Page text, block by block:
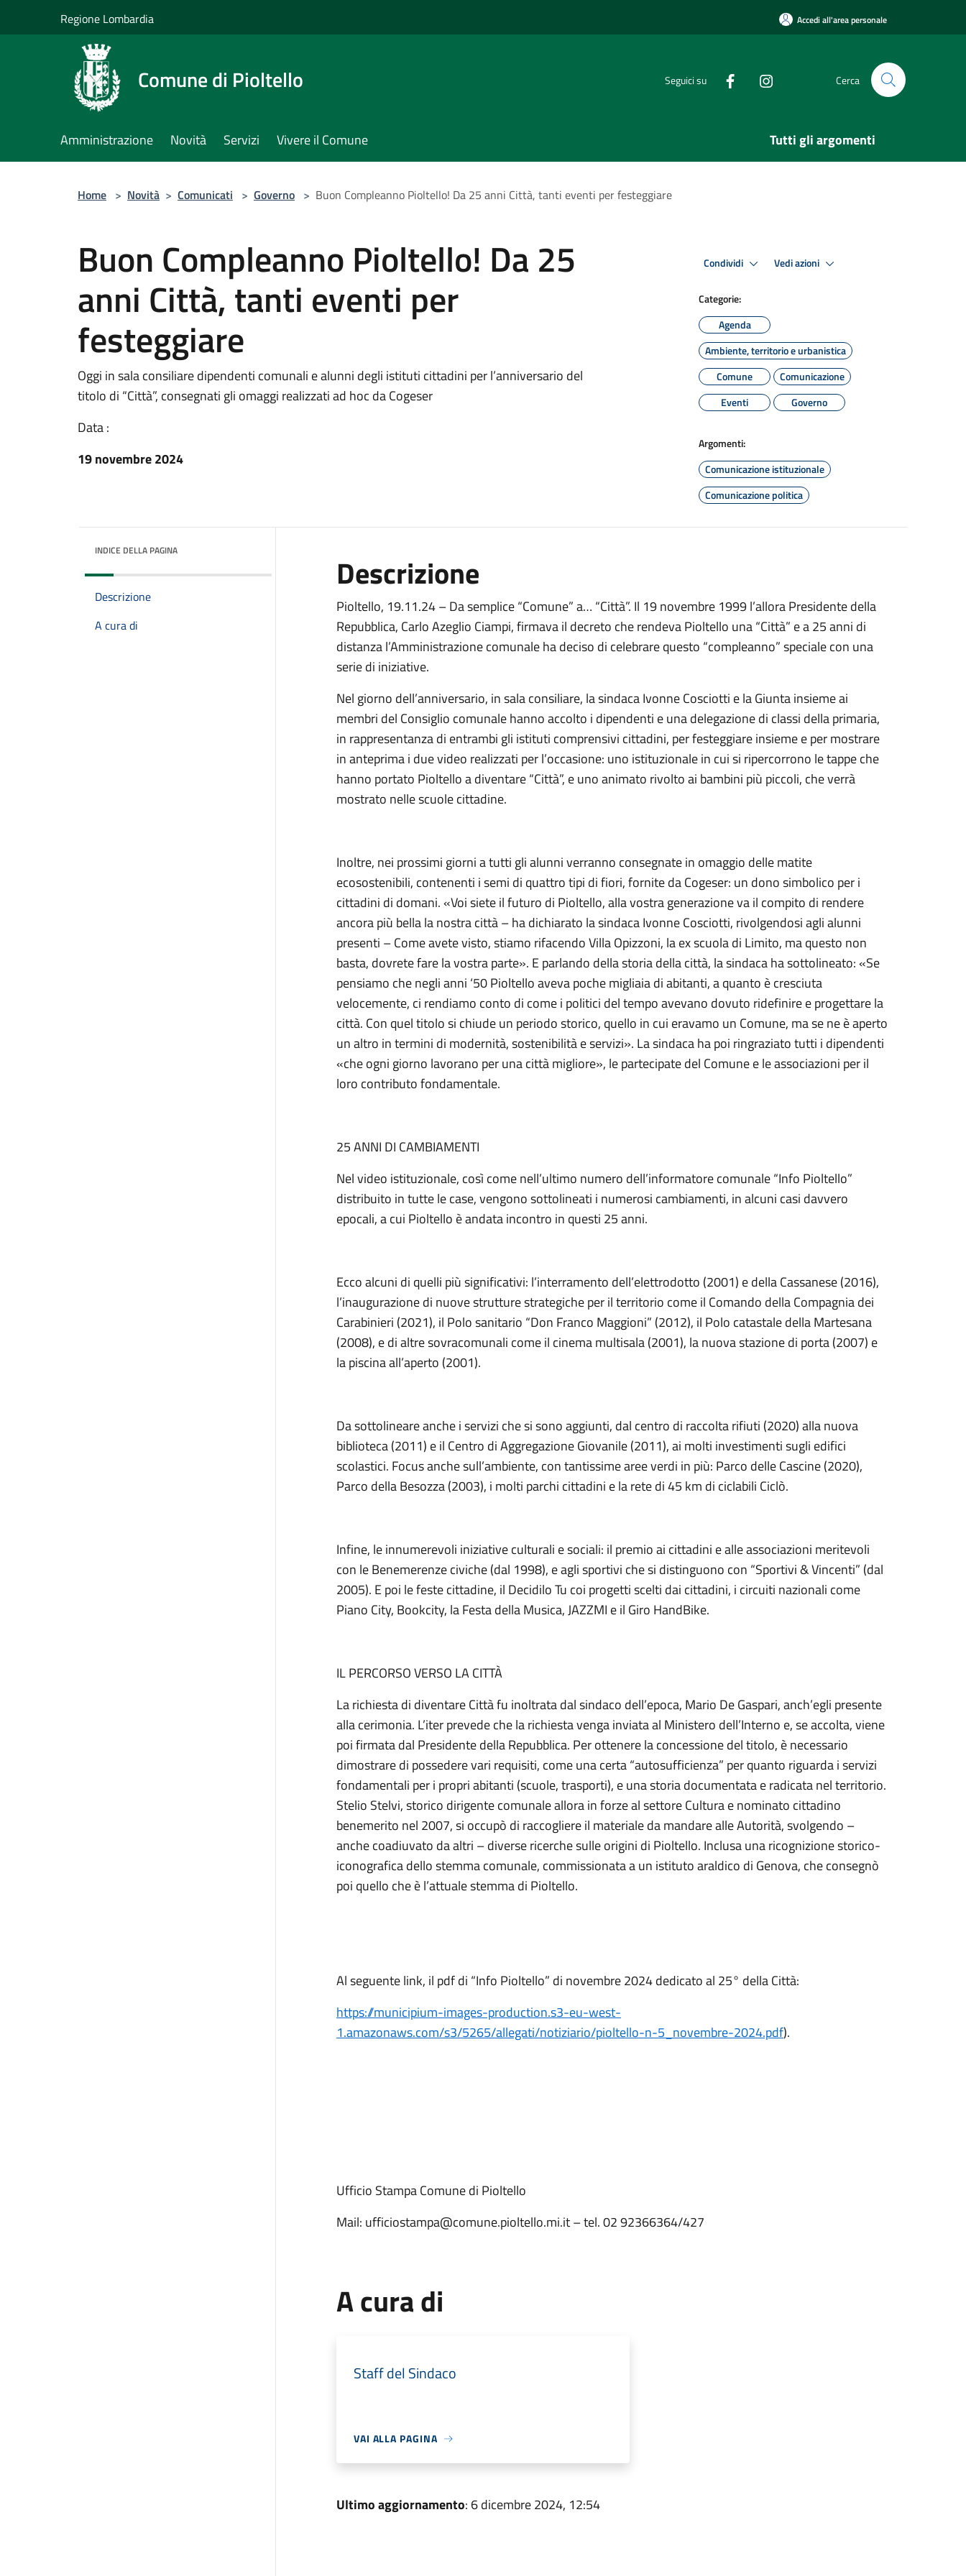
Regione Lombardia Accedi all'area personale
Comune di Pioltello Seguici su Cerca
Amministrazione Novità Servizi Vivere il Comune Tutti gli argomenti
Home > Novità > Comunicati > Governo > Buon Compleanno Pioltello! Da 25 anni Città, tanti eventi per festeggiare
Buon Compleanno Pioltello! Da 25
anni Città, tanti eventi per
festeggiare
Oggi in sala consiliare dipendenti comunali e alunni degli istituti cittadini per l’anniversario del
titolo di “Città”, consegnati gli omaggi realizzati ad hoc da Cogeser
Data :
19 novembre 2024
Condividi Vedi azioni
Categorie:
Agenda
Ambiente, territorio e urbanistica
Comune
Comunicazione
Eventi
Governo
Argomenti:
Comunicazione istituzionale
Comunicazione politica
INDICE DELLA PAGINA
Descrizione
A cura di
Descrizione
Pioltello, 19.11.24 – Da semplice “Comune” a… “Città”. Il 19 novembre 1999 l’allora Presidente della
Repubblica, Carlo Azeglio Ciampi, firmava il decreto che rendeva Pioltello una “Città” e a 25 anni di
distanza l’Amministrazione comunale ha deciso di celebrare questo “compleanno” speciale con una
serie di iniziative.
Nel giorno dell’anniversario, in sala consiliare, la sindaca Ivonne Cosciotti e la Giunta insieme ai
membri del Consiglio comunale hanno accolto i dipendenti e una delegazione di classi della primaria,
in rappresentanza di entrambi gli istituti comprensivi cittadini, per festeggiare insieme e per mostrare
in anteprima i due video realizzati per l’occasione: uno istituzionale in cui si ripercorrono le tappe che
hanno portato Pioltello a diventare “Città”, e uno animato rivolto ai bambini più piccoli, che verrà
mostrato nelle scuole cittadine.
Inoltre, nei prossimi giorni a tutti gli alunni verranno consegnate in omaggio delle matite
ecosostenibili, contenenti i semi di quattro tipi di fiori, fornite da Cogeser: un dono simbolico per i
cittadini di domani. «Voi siete il futuro di Pioltello, alla vostra generazione va il compito di rendere
ancora più bella la nostra città – ha dichiarato la sindaca Ivonne Cosciotti, rivolgendosi agli alunni
presenti – Come avete visto, stiamo rifacendo Villa Opizzoni, la ex scuola di Limito, ma questo non
basta, dovrete fare la vostra parte». E parlando della storia della città, la sindaca ha sottolineato: «Se
pensiamo che negli anni ‘50 Pioltello aveva poche migliaia di abitanti, a quanto è cresciuta
velocemente, ci rendiamo conto di come i politici del tempo avevano dovuto ridefinire e progettare la
città. Con quel titolo si chiude un periodo storico, quello in cui eravamo un Comune, ma se ne è aperto
un altro in termini di modernità, sostenibilità e servizi». La sindaca ha poi ringraziato tutti i dipendenti
«che ogni giorno lavorano per una città migliore», le partecipate del Comune e le associazioni per il
loro contributo fondamentale.
25 ANNI DI CAMBIAMENTI
Nel video istituzionale, così come nell’ultimo numero dell’informatore comunale “Info Pioltello”
distribuito in tutte le case, vengono sottolineati i numerosi cambiamenti, in alcuni casi davvero
epocali, a cui Pioltello è andata incontro in questi 25 anni.
Ecco alcuni di quelli più significativi: l’interramento dell’elettrodotto (2001) e della Cassanese (2016),
l’inaugurazione di nuove strutture strategiche per il territorio come il Comando della Compagnia dei
Carabinieri (2021), il Polo sanitario “Don Franco Maggioni” (2012), il Polo catastale della Martesana
(2008), e di altre sovracomunali come il cinema multisala (2001), la nuova stazione di porta (2007) e
la piscina all’aperto (2001).
Da sottolineare anche i servizi che si sono aggiunti, dal centro di raccolta rifiuti (2020) alla nuova
biblioteca (2011) e il Centro di Aggregazione Giovanile (2011), ai molti investimenti sugli edifici
scolastici. Focus anche sull’ambiente, con tantissime aree verdi in più: Parco delle Cascine (2020),
Parco della Besozza (2003), i molti parchi cittadini e la rete di 45 km di ciclabili Ciclò.
Infine, le innumerevoli iniziative culturali e sociali: il premio ai cittadini e alle associazioni meritevoli
con le Benemerenze civiche (dal 1998), e agli sportivi che si distinguono con “Sportivi & Vincenti” (dal
2005). E poi le feste cittadine, il Decidilo Tu coi progetti scelti dai cittadini, i circuiti nazionali come
Piano City, Bookcity, la Festa della Musica, JAZZMI e il Giro HandBike.
IL PERCORSO VERSO LA CITTÀ
La richiesta di diventare Città fu inoltrata dal sindaco dell’epoca, Mario De Gaspari, anch’egli presente
alla cerimonia. L’iter prevede che la richiesta venga inviata al Ministero dell’Interno e, se accolta, viene
poi firmata dal Presidente della Repubblica. Per ottenere la concessione del titolo, è necessario
dimostrare di possedere vari requisiti, come una certa “autosufficienza” per quanto riguarda i servizi
fondamentali per i propri abitanti (scuole, trasporti), e una storia documentata e radicata nel territorio.
Stelio Stelvi, storico dirigente comunale allora in forze al settore Cultura e nominato cittadino
benemerito nel 2007, si occupò di raccogliere il materiale da mandare alle Autorità, svolgendo –
anche coadiuvato da altri – diverse ricerche sulle origini di Pioltello. Inclusa una ricognizione storico-
iconografica dello stemma comunale, commissionata a un istituto araldico di Genova, che consegnò
poi quello che è l’attuale stemma di Pioltello.
Al seguente link, il pdf di “Info Pioltello” di novembre 2024 dedicato al 25° della Città:
https://municipium-images-production.s3-eu-west-
1.amazonaws.com/s3/5265/allegati/notiziario/pioltello-n-5_novembre-2024.pdf).
Ufficio Stampa Comune di Pioltello
Mail: ufficiostampa@comune.pioltello.mi.it – tel. 02 92366364/427
A cura di
Staff del Sindaco
VAI ALLA PAGINA
Ultimo aggiornamento: 6 dicembre 2024, 12:54